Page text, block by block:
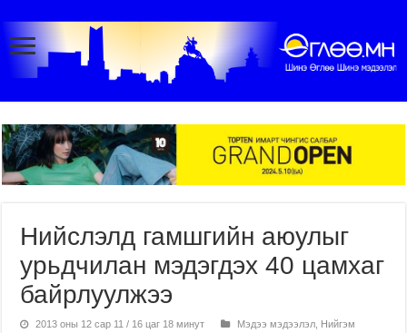
Нийслэлд гамшгийн аюулыг
урьдчилан мэдэгдэх 40 цамхаг
байрлуулжээ
2013 оны 12 сар 11 / 16 цаг 18 минут Мэдээ мэдээлэл Нийгэм